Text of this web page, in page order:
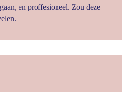
en proffesioneel. Zou deze